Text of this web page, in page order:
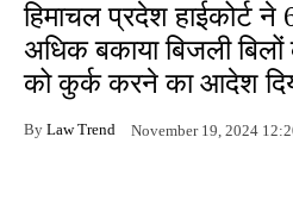
हिमाचल प्रदेश हाईकोर्ट
अधिक बकाया बिजली
को कुर्क करने का आदेश
By Law Trend November 19, 2024